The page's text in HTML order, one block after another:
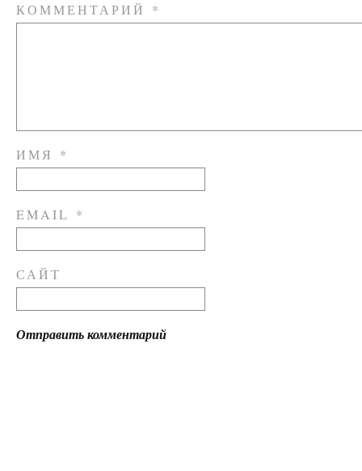
КОММЕНТАРИЙ *
ИМЯ *
EMAIL *
САЙТ